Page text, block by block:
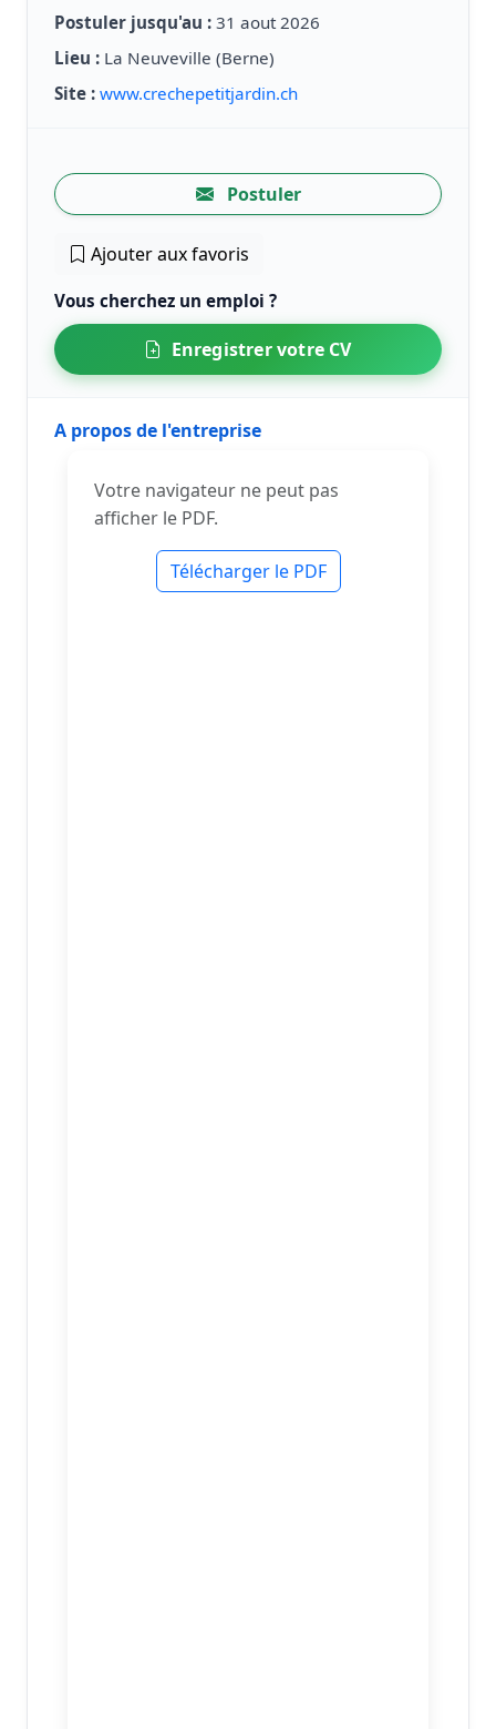
Postuler jusqu'au : 31 aout 2026
Lieu : La Neuveville (Berne)
Site : www.crechepetitjardin.ch
Postuler
Ajouter aux favoris
Vous cherchez un emploi ?
Enregistrer votre CV
A propos de l'entreprise
Votre navigateur ne peut pas
afficher le PDF.
Télécharger le PDF